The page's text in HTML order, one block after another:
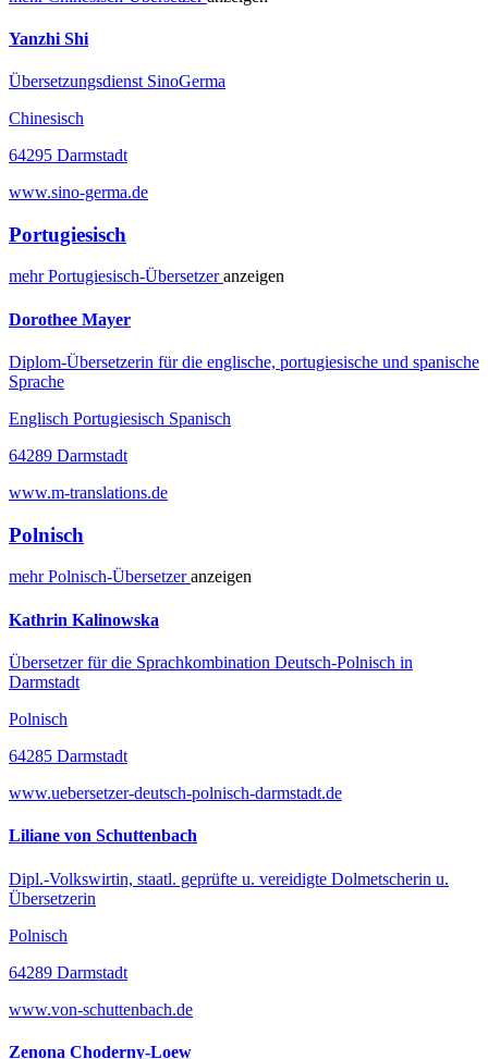
Yanzhi Shi
Übersetzungsdienst SinoGerma
Chinesisch
64295 Darmstadt
www.sino-germa.de
Portugiesisch
mehrPortugiesisch-Übersetzeranzeigen
Dorothee Mayer
Diplom-Übersetzerin für die englische, portugiesische und spanische
Sprache
Englisch Portugiesisch Spanisch
64289 Darmstadt
www.m-translations.de
Polnisch
mehrPolnisch-Übersetzeranzeigen
Kathrin Kalinowska
Übersetzer für die Sprachkombination Deutsch-Polnisch in
Darmstadt
Polnisch
64285 Darmstadt
www.uebersetzer-deutsch-polnisch-darmstadt.de
Liliane von Schuttenbach
Dipl.-Volkswirtin, staatl. geprüfte u. vereidigte Dolmetscherin u.
Übersetzerin
Polnisch
64289 Darmstadt
www.von-schuttenbach.de
Zenona Choderny-Loew